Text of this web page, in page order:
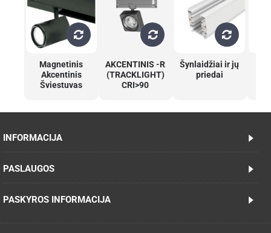
Magnetinis
Akcentinis
Šviestuvas
AKCENTINIS -R
(TRACKLIGHT)
CRI>90
Šynlaidžiai ir jų
priedai
INFORMACIJA
PASLAUGOS
PASKYROS INFORMACIJA